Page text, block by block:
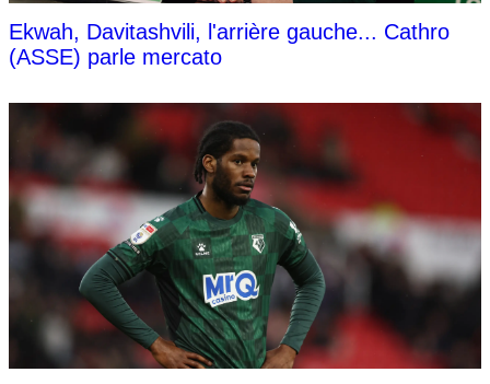
Ekwah, Davitashvili, l'arrière gauche... Cathro
(ASSE) parle mercato